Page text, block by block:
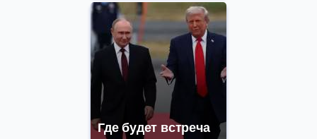
Где будет встреча